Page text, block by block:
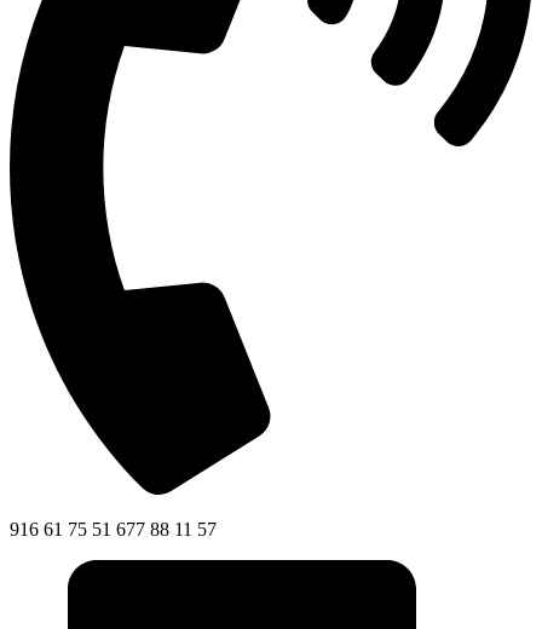
916 61 75 51 677 88 11 57